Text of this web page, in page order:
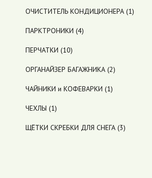
ОЧИСТИТЕЛЬ КОНДИЦИОНЕРА (1)
ПАРКТРОНИКИ (4)
ПЕРЧАТКИ (10)
ОРГАНАЙЗЕР БАГАЖНИКА (2)
ЧАЙНИКИ и КОФЕВАРКИ (1)
ЧЕХЛЫ (1)
ЩЁТКИ СКРЕБКИ ДЛЯ СНЕГА (3)